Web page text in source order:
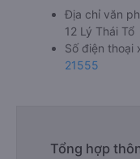
Địa chỉ văn
12 Lý Thái Tổ
Số điện thoại
21555
Tổng hợp